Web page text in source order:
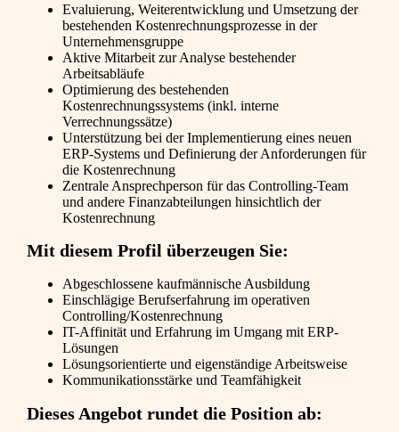
Evaluierung, Weiterentwicklung und Umsetzung der
bestehenden Kostenrechnungsprozesse in der
Unternehmensgruppe
Aktive Mitarbeit zur Analyse bestehender
Arbeitsabläufe
Optimierung des bestehenden
Kostenrechnungssystems (inkl. interne
Verrechnungssätze)
Unterstützung bei der Implementierung eines neuen
ERP-Systems und Definierung der Anforderungen für
die Kostenrechnung
Zentrale Ansprechperson für das Controlling-Team
und andere Finanzabteilungen hinsichtlich der
Kostenrechnung
Mit diesem Profil überzeugen Sie:
Abgeschlossene kaufmännische Ausbildung
Einschlägige Berufserfahrung im operativen
Controlling/Kostenrechnung
IT-Affinität und Erfahrung im Umgang mit ERP-
Lösungen
Lösungsorientierte und eigenständige Arbeitsweise
Kommunikationsstärke und Teamfähigkeit
Dieses Angebot rundet die Position ab: